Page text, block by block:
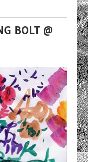
BOLT @